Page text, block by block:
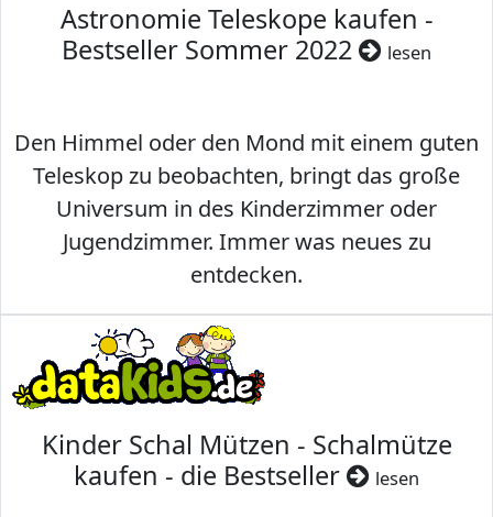
Astronomie Teleskope kaufen -
Bestseller Sommer 2022
lesen
Den Himmel oder den Mond mit einem guten
Teleskop zu beobachten, bringt das große
Universum in des Kinderzimmer oder
Jugendzimmer. Immer was neues zu
entdecken.
Kinder Schal Mützen - Schalmütze
kaufen - die Bestseller
lesen